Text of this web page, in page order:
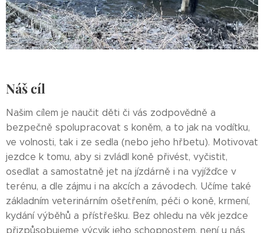
Náš cíl
Našim cílem je naučit děti či vás zodpovědně a
bezpečně spolupracovat s koněm, a to jak na vodítku,
ve volnosti, tak i ze sedla (nebo jeho hřbetu). Motivovat
jezdce k tomu, aby si zvládl koně přivést, vyčistit,
osedlat a samostatně jet na jízdárně i na vyjížďce v
terénu, a dle zájmu i na akcích a závodech. Učíme také
základním veterinárním ošetřením, péči o koně, krmení,
kydání výběhů a přístřešku. Bez ohledu na věk jezdce
přizpůsobujeme výcvik jeho schopnostem, není u nás